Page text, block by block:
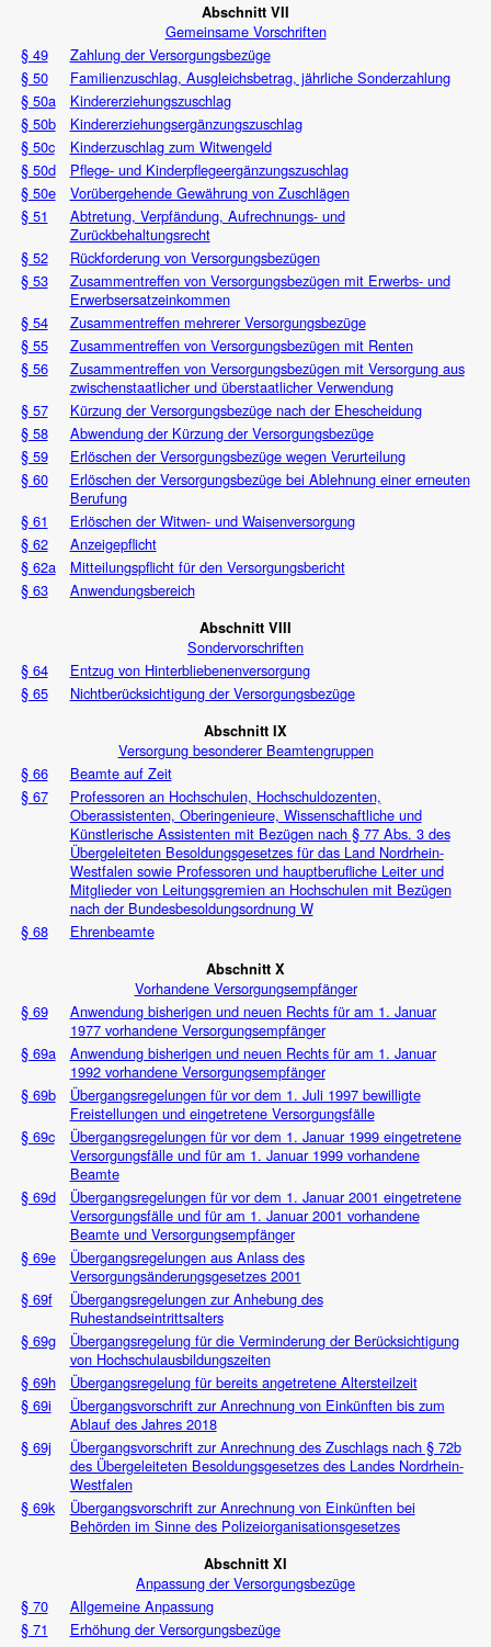
Abschnitt VII
Gemeinsame Vorschriften
§ 49
Zahlung der Versorgungsbezüge
§ 50
Familienzuschlag, Ausgleichsbetrag, jährliche Sonderzahlung
§ 50a
Kindererziehungszuschlag
§ 50b
Kindererziehungsergänzungszuschlag
§ 50c
Kinderzuschlag zum Witwengeld
§ 50d
Pflege- und Kinderpflegeergänzungszuschlag
§ 50e
Vorübergehende Gewährung von Zuschlägen
§ 51
Abtretung, Verpfändung, Aufrechnungs- und
Zurückbehaltungsrecht
§ 52
Rückforderung von Versorgungsbezügen
§ 53
Zusammentreffen von Versorgungsbezügen mit Erwerbs- und
Erwerbsersatzeinkommen
§ 54
Zusammentreffen mehrerer Versorgungsbezüge
§ 55
Zusammentreffen von Versorgungsbezügen mit Renten
§ 56
Zusammentreffen von Versorgungsbezügen mit Versorgung aus
zwischenstaatlicher und überstaatlicher Verwendung
§ 57
Kürzung der Versorgungsbezüge nach der Ehescheidung
§ 58
Abwendung der Kürzung der Versorgungsbezüge
§ 59
Erlöschen der Versorgungsbezüge wegen Verurteilung
§ 60
Erlöschen der Versorgungsbezüge bei Ablehnung einer erneuten
Berufung
§ 61
Erlöschen der Witwen- und Waisenversorgung
§ 62
Anzeigepflicht
§ 62a
Mitteilungspflicht für den Versorgungsbericht
§ 63
Anwendungsbereich
Abschnitt VIII
Sondervorschriften
§ 64
Entzug von Hinterbliebenenversorgung
§ 65
Nichtberücksichtigung der Versorgungsbezüge
Abschnitt IX
Versorgung besonderer Beamtengruppen
§ 66
Beamte auf Zeit
§ 67
Professoren an Hochschulen, Hochschuldozenten,
Oberassistenten, Oberingenieure, Wissenschaftliche und
Künstlerische Assistenten mit Bezügen nach § 77 Abs. 3 des
Übergeleiteten Besoldungsgesetzes für das Land Nordrhein-
Westfalen sowie Professoren und hauptberufliche Leiter und
Mitglieder von Leitungsgremien an Hochschulen mit Bezügen
nach der Bundesbesoldungsordnung W
§ 68
Ehrenbeamte
Abschnitt X
Vorhandene Versorgungsempfänger
§ 69
Anwendung bisherigen und neuen Rechts für am 1. Januar
1977 vorhandene Versorgungsempfänger
§ 69a
Anwendung bisherigen und neuen Rechts für am 1. Januar
1992 vorhandene Versorgungsempfänger
§ 69b
Übergangsregelungen für vor dem 1. Juli 1997 bewilligte
Freistellungen und eingetretene Versorgungsfälle
§ 69c
Übergangsregelungen für vor dem 1. Januar 1999 eingetretene
Versorgungsfälle und für am 1. Januar 1999 vorhandene
Beamte
§ 69d
Übergangsregelungen für vor dem 1. Januar 2001 eingetretene
Versorgungsfälle und für am 1. Januar 2001 vorhandene
Beamte und Versorgungsempfänger
§ 69e
Übergangsregelungen aus Anlass des
Versorgungsänderungsgesetzes 2001
§ 69f
Übergangsregelungen zur Anhebung des
Ruhestandseintrittsalters
§ 69g
Übergangsregelung für die Verminderung der Berücksichtigung
von Hochschulausbildungszeiten
§ 69h
Übergangsregelung für bereits angetretene Altersteilzeit
§ 69i
Übergangsvorschrift zur Anrechnung von Einkünften bis zum
Ablauf des Jahres 2018
§ 69j
Übergangsvorschrift zur Anrechnung des Zuschlags nach § 72b
des Übergeleiteten Besoldungsgesetzes des Landes Nordrhein-
Westfalen
§ 69k
Übergangsvorschrift zur Anrechnung von Einkünften bei
Behörden im Sinne des Polizeiorganisationsgesetzes
Abschnitt XI
Anpassung der Versorgungsbezüge
§ 70
Allgemeine Anpassung
§ 71
Erhöhung der Versorgungsbezüge